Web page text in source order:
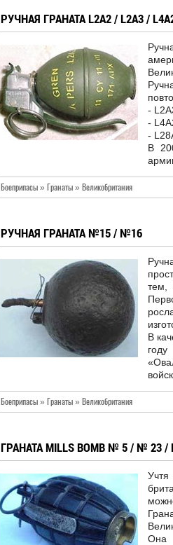
РУЧНАЯ ГРАНАТА L2A2 / L2A3 /
-
-
-
В
Боеприпасы » Гранаты » Великобритания
РУЧНАЯ ГРАНАТА №15 / №16
тем,
В
Боеприпасы » Гранаты » Великобритания
ГРАНАТА MILLS BOMB № 5 / № 23
Учтя
Она